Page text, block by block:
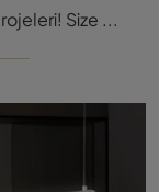
Kaçırmamanız gereken ışıklandırma projeleri! Size Slamp'ın Etoile Süspansiyon avizesini tanı